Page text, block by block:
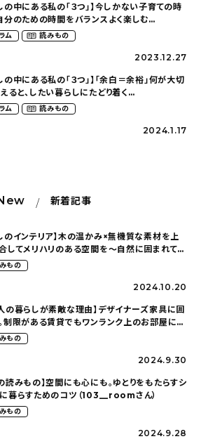
の中にある私の「３つ」】今しかない子育ての時
分のための時間をバランスよく楽しむ
さん）
ム 読みもの
2023.12.27
の中にある私の「３つ」】「余白＝余裕」何が大切
ると、したい暮らしにたどり着く
さん）
ム 読みもの
2024.1.17
新着記事
のインテリア】木の温かみ×無機質な素材を上
してメリハリのある空間を〜自然に囲まれて暮
さん）
もの
2024.10.20
の暮らしが素敵な理由】デザイナーズ家具に囲
制限がある賃貸でもワンランク上のお部屋に〜
好きな暮らしのこと（_____chika708さん）
もの
2024.9.30
読みもの】空間にも心にも。ゆとりをもたらすシ
暮らすためのコツ（103__roomさん）
もの
2024.9.28